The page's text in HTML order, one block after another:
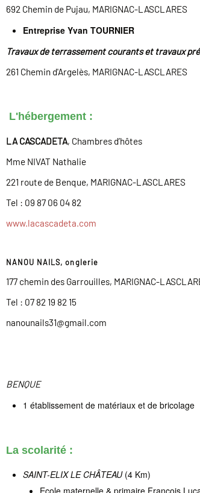
692 Chemin de Pujau, MARIGNAC-LASCLARES
Entreprise Yvan TOURNIER
Travaux de terrassement courants et travaux
261 Chemin d'Argelès, MARIGNAC-LASCLARES
L'hébergement :
LA CASCADETA, Chambres d’hôtes
Mme NIVAT Nathalie
221 route de Benque, MARIGNAC-LASCLARES
Tel : 09 87 06 04 82
www.lacascadeta.com
NANOU NAILS, onglerie
177 chemin des Garrouilles, MARIGNAC-
Tel : 07 82 19 82 15
nanounails31@gmail.com
BENQUE
1 établissement de matériaux et de bricolage
La scolarité :
SAINT-ELIX LE CHÂTEAU(4 Km)
Ecole maternelle & primaire François